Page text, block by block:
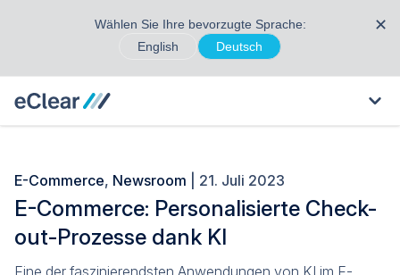
Wählen Sie Ihre bevorzugte Sprache:
English
Deutsch
✕
E-Commerce, Newsroom | 21. Juli 2023
E-Commerce: Personalisierte Check-
out-Prozesse dank KI
Eine der faszinierendsten Anwendungen von KI im E-